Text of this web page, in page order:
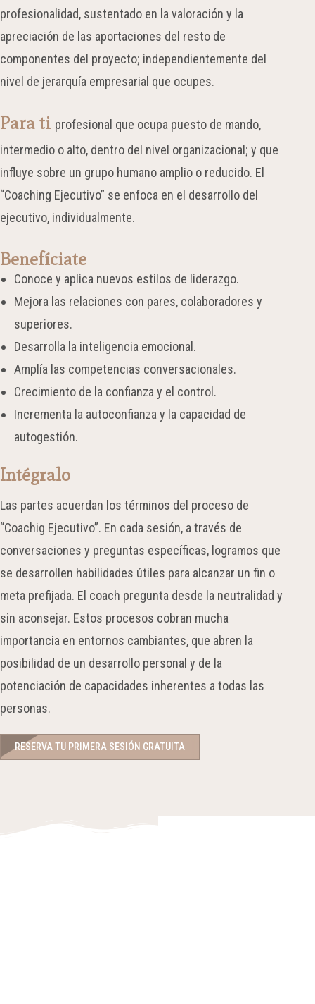
profesionalidad, sustentado en la valoración y la
apreciación de las aportaciones del resto de
componentes del proyecto; independientemente del
nivel de jerarquía empresarial que ocupes.
Para ti profesional que ocupa puesto de mando,
intermedio o alto, dentro del nivel organizacional; y que
influye sobre un grupo humano amplio o reducido. El
“Coaching Ejecutivo” se enfoca en el desarrollo del
ejecutivo, individualmente.
Benefíciate
Conoce y aplica nuevos estilos de liderazgo.
Mejora las relaciones con pares, colaboradores y
superiores.
Desarrolla la inteligencia emocional.
Amplía las competencias conversacionales.
Crecimiento de la confianza y el control.
Incrementa la autoconfianza y la capacidad de
autogestión.
Intégralo
Las partes acuerdan los términos del proceso de
“Coachig Ejecutivo”. En cada sesión, a través de
conversaciones y preguntas específicas, logramos que
se desarrollen habilidades útiles para alcanzar un fin o
meta prefijada. El coach pregunta desde la neutralidad y
sin aconsejar. Estos procesos cobran mucha
importancia en entornos cambiantes, que abren la
posibilidad de un desarrollo personal y de la
potenciación de capacidades inherentes a todas las
personas.
RESERVA TU PRIMERA SESIÓN GRATUITA